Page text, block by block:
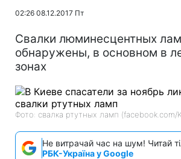
02:26 08.12.2017 Пт
Свалки люминесцентных
обнаружены, в основном в
зонах
Фото: свалка ртутных ламп (facebook.com/
Не витрачай час на шум! Читай
РБК-Україна у Google